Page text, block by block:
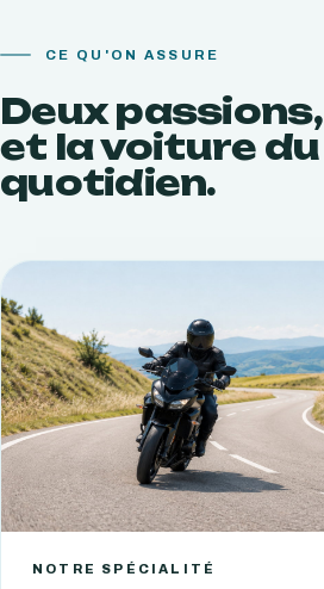
CE QU'ON ASSURE
Deux passions,
et la voiture du
quotidien.
NOTRE SPÉCIALITÉ